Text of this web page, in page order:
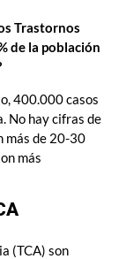
Trastornos
de la población
400.000 casos
No hay cifras de
más de 20-30
más
(TCA) son